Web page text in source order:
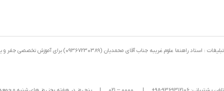
تبلیغات : استاد راهنما علوم غریبه جناب آقای محمدیان (09367230389) برای آموزش تخصصی جفر و یا سایر علوم …. برای رفع گرفتاری ,گشایش کار میتوانید با ایشان تماس بگیرید